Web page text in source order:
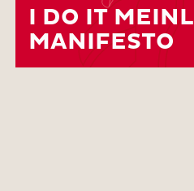
I DO IT
MANIFESTO